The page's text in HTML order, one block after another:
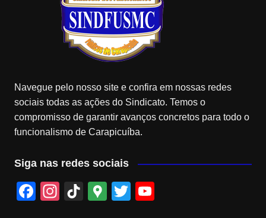
Navegue pelo nosso site e confira em nossas redes
sociais todas as ações do Sindicato. Temos o
compromisso de garantir avanços concretos para todo o
funcionalismo de Carapicuíba.
Siga nas redes sociais
F
In
Ti
G
T